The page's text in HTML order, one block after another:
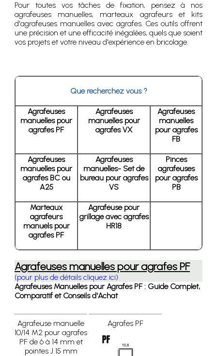
Pour toutes vos tâches de fixation, pensez à nos
agrafeuses manuelles, marteaux agrafeurs et kits
d'agrafeuses manuelles avec agrafes. Ces outils offrent
une précision et une efficacité inégalées, quels que soient
vos projets et votre niveau d'expérience en bricolage.
Que recherchez vous ?
Agrafeuses
manuelles pour
agrafes PF
Agrafeuses
manuelles pour
agrafes VX
Agrafeuses
manuelles
pour agrafes
FB
Agrafeuses
manuelles pour
agrafes BC ou
A25
Agrafeuses
manuelles- Set de
bureau pour agrafes
VS
Pinces
agrafeuses
pour agrafes
PB
Marteaux
agrafeurs
manuels pour
agrafes PF
Agrafeuse pour
grillage avec agrafes
HR18
Agrafeuses manuelles pour agrafes PF
(pour plus de détails cliquez ici)
Agrafeuses Manuelles pour Agrafes PF : Guide Complet,
Comparatif et Conseils d'Achat
Agrafeuse manuelle
10/14 M2 pour agrafes
PF de 6 à 14 mm et
pointes J 15 mm
Agrafes PF